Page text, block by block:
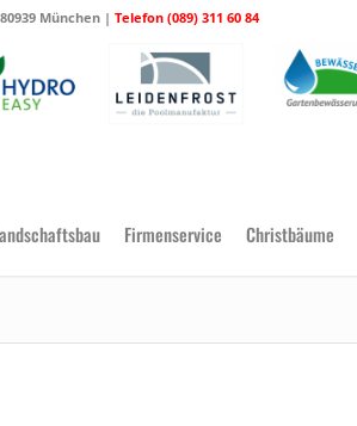
München | Telefon (089) 311 60 84
Firmenservice Christbäume